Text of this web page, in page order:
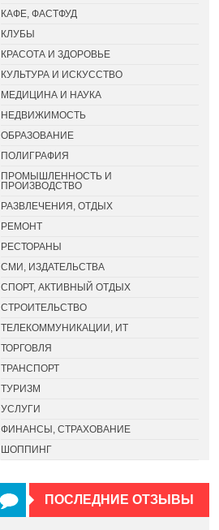
КАФЕ, ФАСТФУД
КЛУБЫ
КРАСОТА И ЗДОРОВЬЕ
КУЛЬТУРА И ИСКУССТВО
МЕДИЦИНА И НАУКА
НЕДВИЖИМОСТЬ
ОБРАЗОВАНИЕ
ПОЛИГРАФИЯ
ПРОМЫШЛЕННОСТЬ И
ПРОИЗВОДСТВО
РАЗВЛЕЧЕНИЯ, ОТДЫХ
РЕМОНТ
РЕСТОРАНЫ
СМИ, ИЗДАТЕЛЬСТВА
СПОРТ, АКТИВНЫЙ ОТДЫХ
СТРОИТЕЛЬСТВО
ТЕЛЕКОММУНИКАЦИИ, ИТ
ТОРГОВЛЯ
ТРАНСПОРТ
ТУРИЗМ
УСЛУГИ
ФИНАНСЫ, СТРАХОВАНИЕ
ШОППИНГ
ПОСЛЕДНИЕ ОТЗЫВЫ